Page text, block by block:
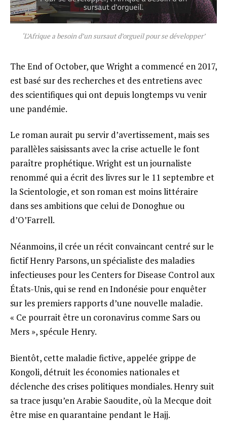
‘L’Afrique a besoin d’un sursaut d’orgueil pour se développer’
The End of October, que Wright a commencé en 2017,
est basé sur des recherches et des entretiens avec
des scientifiques qui ont depuis longtemps vu venir
une pandémie.
Le roman aurait pu servir d’avertissement, mais ses
parallèles saisissants avec la crise actuelle le font
paraître prophétique. Wright est un journaliste
renommé qui a écrit des livres sur le 11 septembre et
la Scientologie, et son roman est moins littéraire
dans ses ambitions que celui de Donoghue ou
d’O’Farrell.
Néanmoins, il crée un récit convaincant centré sur le
fictif Henry Parsons, un spécialiste des maladies
infectieuses pour les Centers for Disease Control aux
États-Unis, qui se rend en Indonésie pour enquêter
sur les premiers rapports d’une nouvelle maladie.
« Ce pourrait être un coronavirus comme Sars ou
Mers », spécule Henry.
Bientôt, cette maladie fictive, appelée grippe de
Kongoli, détruit les économies nationales et
déclenche des crises politiques mondiales. Henry suit
sa trace jusqu’en Arabie Saoudite, où la Mecque doit
être mise en quarantaine pendant le Hajj.